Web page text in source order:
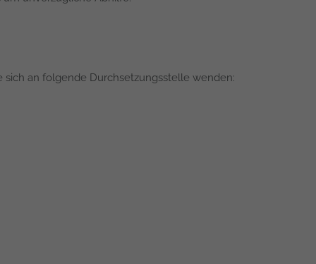
sich an folgende Durchsetzungsstelle wenden: